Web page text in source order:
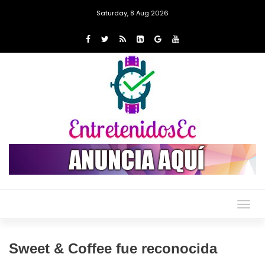
Saturday, 8 Aug 2026
Sweet & Coffee fue reconocida